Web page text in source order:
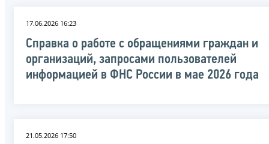
17.06.2026 16:23
Справка о работе с обращениями граждан и
организаций, запросами пользователей
информацией в ФНС России в мае 2026 года
21.05.2026 17:50